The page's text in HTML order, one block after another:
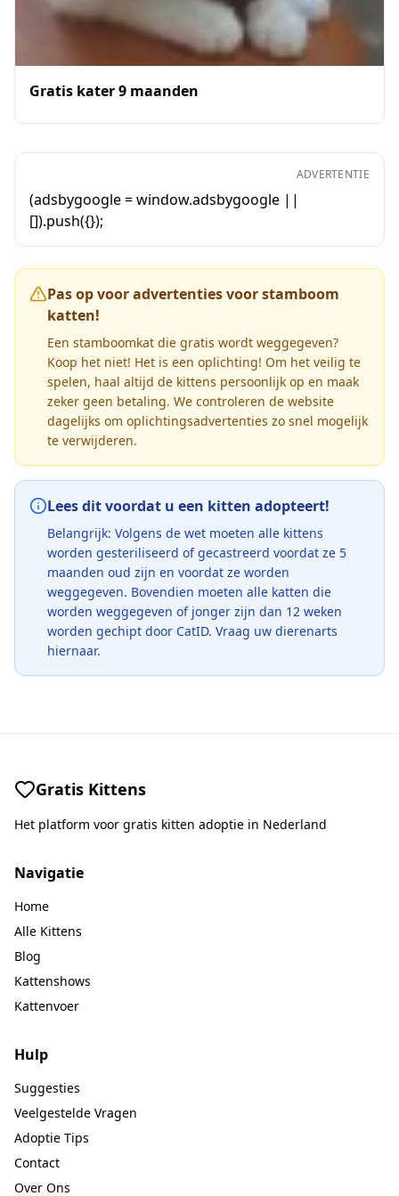
Gratis kater 9 maanden
ADVERTENTIE
(adsbygoogle = window.adsbygoogle ||
[]).push({});
Pas op voor advertenties voor stamboom
katten!
Een stamboomkat die gratis wordt weggegeven?
Koop het niet! Het is een oplichting! Om het veilig te
spelen, haal altijd de kittens persoonlijk op en maak
zeker geen betaling. We controleren de website
dagelijks om oplichtingsadvertenties zo snel mogelijk
te verwijderen.
Lees dit voordat u een kitten adopteert!
Belangrijk: Volgens de wet moeten alle kittens
worden gesteriliseerd of gecastreerd voordat ze 5
maanden oud zijn en voordat ze worden
weggegeven. Bovendien moeten alle katten die
worden weggegeven of jonger zijn dan 12 weken
worden gechipt door CatID. Vraag uw dierenarts
hiernaar.
Gratis Kittens
Het platform voor gratis kitten adoptie in Nederland
Navigatie
Home
Alle Kittens
Blog
Kattenshows
Kattenvoer
Hulp
Suggesties
Veelgestelde Vragen
Adoptie Tips
Contact
Over Ons